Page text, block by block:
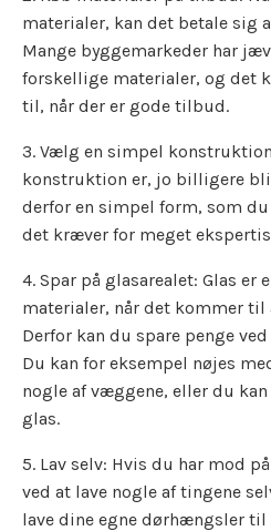
materialer, kan det betale sig
Mange byggemarkeder har
forskellige materialer, og det
til, når der er gode tilbud.
3. Vælg en simpel
konstruktion er, jo billigere
derfor en simpel form, som
det kræver for meget
4. Spar på glasarealet: Glas er
materialer, når det kommer til
Derfor kan du spare penge
Du kan for eksempel nøjes
nogle af væggene, eller du
glas.
5. Lav selv: Hvis du har mod
ved at lave nogle af tingene
lave dine egne dørhængsler til